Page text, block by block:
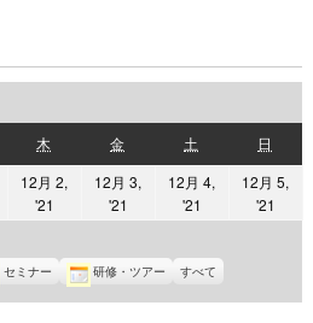
木
曜
日
金金
曜
日
土
曜
日
日
曜
日
12月 2,
'21
12
月
2
12月 3,
'21
12
月
3
12月 4,
'21
12
月
4
12月 5,
'21
5
セミナー 研修・ツアー すべて